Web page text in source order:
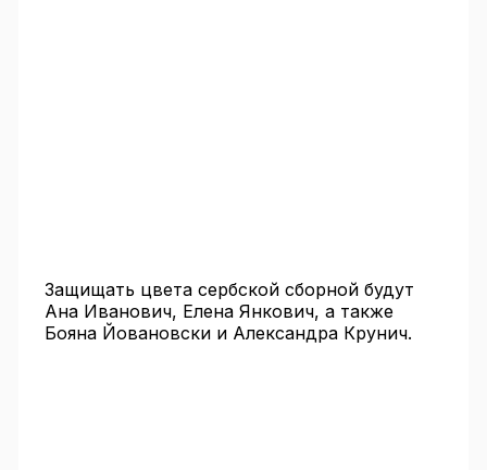
Защищать цвета сербской сборной будут
Ана Иванович, Елена Янкович, а также
Бояна Йовановски и Александра Крунич.